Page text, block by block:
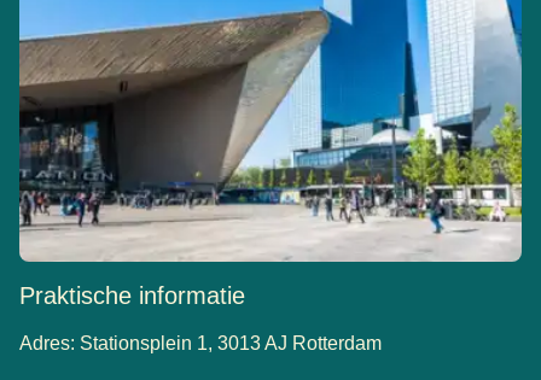
Wat als er toch kosten in rekening worden gebracht?
Betalingen bij NS-poortjes worden beheerd door OVpay.
Je kunt een terugbetaling aanvragen via de website van
NS.(opent in een nieuwe tab)
Praktische informatie
Adres: Stationsplein 1, 3013 AJ Rotterdam